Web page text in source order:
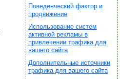
Поведенческий фактор и
продвижение
Использование систем
активной рекламы в
привлечении трафика для
вашего сайта
Дополнительные источники
трафика для вашего сайта